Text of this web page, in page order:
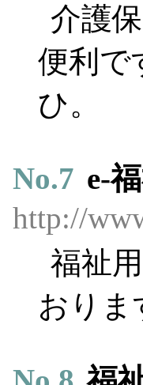
介護
便利で
ひ。
No.7 e-
http://
福祉
おりま